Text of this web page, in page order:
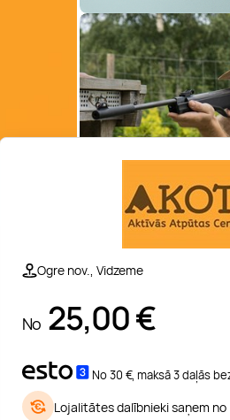
Ogre nov., Vidzeme
No 25,00€
No 30 €, maksā 3 daļās
Lojalitātes dalībnieki saņem no